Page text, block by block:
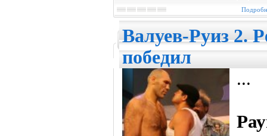
Валуев-Руиз 2.
победил
...